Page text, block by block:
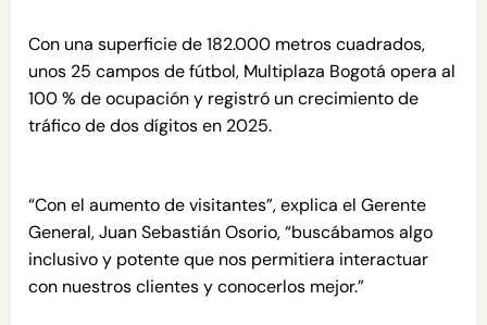
Con una superficie de 182.000 metros cuadrados,
unos 25 campos de fútbol, Multiplaza Bogotá opera al
100 % de ocupación y registró un crecimiento de
tráfico de dos dígitos en 2025.
“Con el aumento de visitantes”, explica el Gerente
General, Juan Sebastián Osorio, “buscábamos algo
inclusivo y potente que nos permitiera interactuar
con nuestros clientes y conocerlos mejor.”